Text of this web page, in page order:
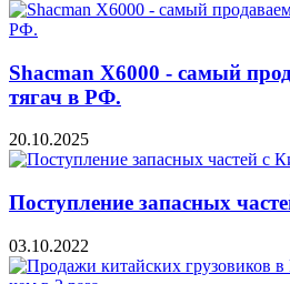
Shacman X6000 - самый
тягач в РФ.
20.10.2025
Поступление запасных
03.10.2022